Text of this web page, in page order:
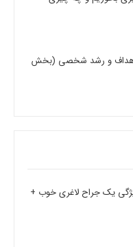
اهداف و رشد شخصی (بخش
جراح لاغری (9 ویژگی یک جراح لاغری خوب +